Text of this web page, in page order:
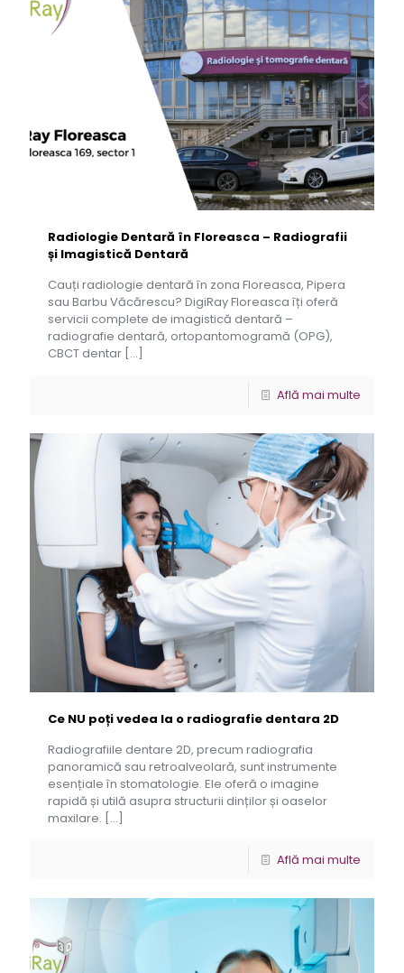
Radiologie Dentară în Floreasca – Radiografii
și Imagistică Dentară
Cauți radiologie dentară în zona Floreasca, Pipera
sau Barbu Văcărescu? DigiRay Floreasca îți oferă
servicii complete de imagistică dentară –
radiografie dentară, ortopantomogramă (OPG),
CBCT dentar […]
Află mai multe
Ce NU poți vedea la o radiografie dentara 2D
Radiografiile dentare 2D, precum radiografia
panoramică sau retroalveolară, sunt instrumente
esențiale în stomatologie. Ele oferă o imagine
rapidă și utilă asupra structurii dinților și oaselor
maxilare. […]
Află mai multe